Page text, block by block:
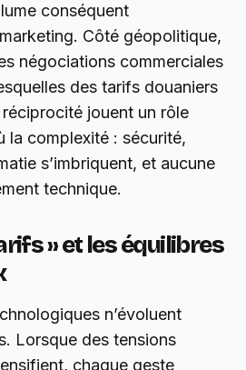
conséquent
Côté géopolitique,
négociations commerciales
des tarifs douaniers
jouent un rôle
la complexité : sécurité,
s’imbriquent, et aucune
technique.
» et les équilibres
n’évoluent
Lorsque des tensions
chaque geste